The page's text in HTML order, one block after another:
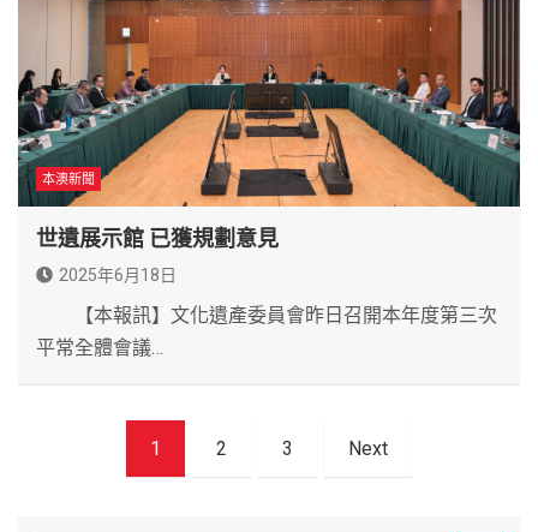
本澳新聞
世遺展示館 已獲規劃意見
2025年6月18日
【本報訊】文化遺產委員會昨日召開本年度第三次
平常全體會議…
1 2 3 Next